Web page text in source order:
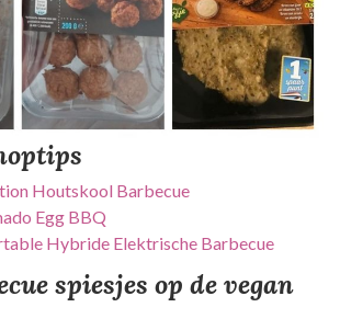
Houtskool Barbecue
Egg BBQ
Hybride Elektrische Barbecue
spiesjes op de vegan